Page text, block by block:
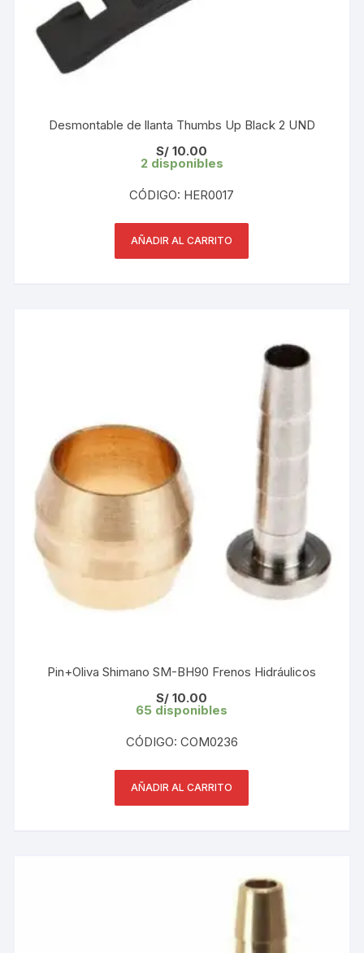
Desmontable de llanta Thumbs Up Black 2 UND
S/ 10.00
2 disponibles
CÓDIGO: HER0017
AÑADIR AL CARRITO
Pin+Oliva Shimano SM-BH90 Frenos Hidráulicos
S/ 10.00
65 disponibles
CÓDIGO: COM0236
AÑADIR AL CARRITO